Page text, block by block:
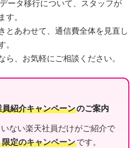
ータ移行について、スタッフが
。
とあわせて、通信費全体を見直し
ら、お気軽にご相談ください。
員紹介キャンペーンのご案内
ない楽天社員だけがご紹介で
定のキャンペーンです。